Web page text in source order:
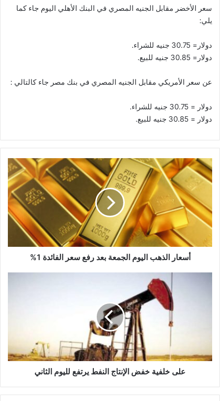
سعر الأخضر مقابل الجنيه المصري في البنك الأهلي اليوم جاء كما
يلي:
دولار= 30.75 جنيه للشراء.
دولار= 30.85 جنيه للبيع.
عن سعر الأمريكي مقابل الجنيه المصري في بنك مصر جاء كالتالي :
دولار = 30.75 جنيه للشراء.
دولار = 30.85 جنيه للبيع.
أسعار
الذهب
اليوم
بعد
رفع
سعر
الفائدة
1%
أسعار الذهب اليوم الجمعة بعد رفع سعر الفائدة 1%
على خلفية خفض الإنتاج النفط يرتفع لليوم الثاني